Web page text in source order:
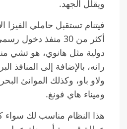
ويقلل الجهد.
فيتنام تستقبل حاملي الفيزا
أكثر من 30 منفذ
دولية مثل هانوي، هو تشي
رانه، بالإضافة إلى المنافذ
ولاو باو، وكذلك الموانئ
وميناء هاي فونغ.
هذا النظام مناسب لك